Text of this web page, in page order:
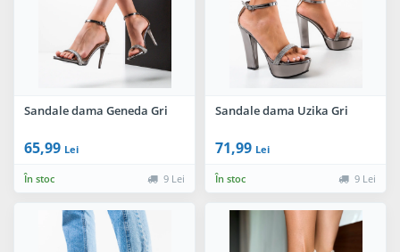
Sandale dama Geneda Gri
65,99 Lei
În stoc 9 Lei
Sandale dama Uzika Gri
71,99 Lei
În stoc 9 Lei